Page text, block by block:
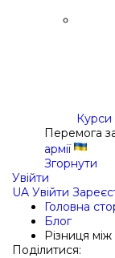
Перемога
армії
Згорнути
Увійти
UA Увійти
Головна
Блог
Різниця
Поділитися: